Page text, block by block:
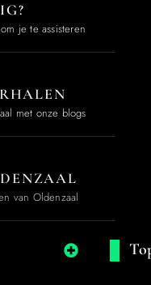
je te assisteren
met onze blogs
van Oldenzaal